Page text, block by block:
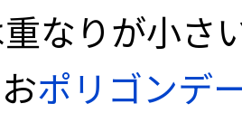
なりが小さ
ポリゴンデ